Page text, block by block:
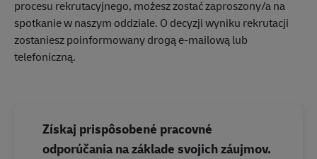
procesu rekrutacyjnego, możesz zostać zaproszony/a na
spotkanie w naszym oddziale. O decyzji wyniku rekrutacji
zostaniesz poinformowany drogą e-mailową lub
telefoniczną.
Získaj prispôsobené pracovné
odporúčania na základe svojich záujmov.